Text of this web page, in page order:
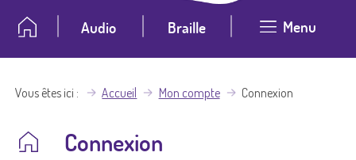
Audio Braille Menu
Vous êtes ici Accueil Mon compte Connexion
Connexion